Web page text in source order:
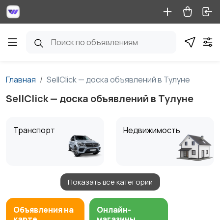
Главная SellClick — доска объявлений в Тулуне
SellClick — доска объявлений в Тулуне
Транспорт Недвижимость
Детские товары Услуги1
Показать все категории
Объявления на
Онлайн-